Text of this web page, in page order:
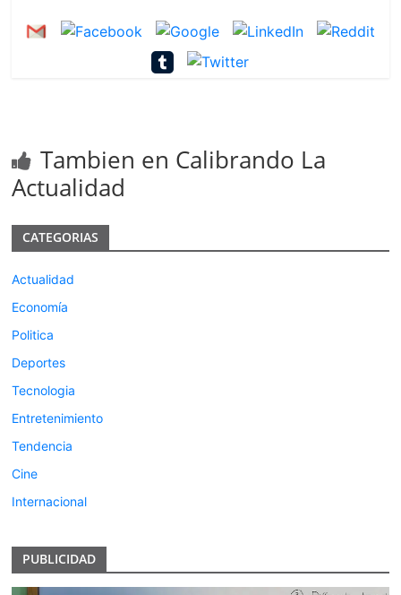
Tambien en Calibrando La
Actualidad
CATEGORIAS
Actualidad
Economía
Politica
Deportes
Tecnologia
Entretenimiento
Tendencia
Cine
Internacional
PUBLICIDAD